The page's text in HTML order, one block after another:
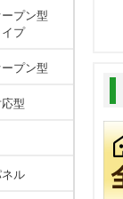
プン型
プ
プン型
型
ル